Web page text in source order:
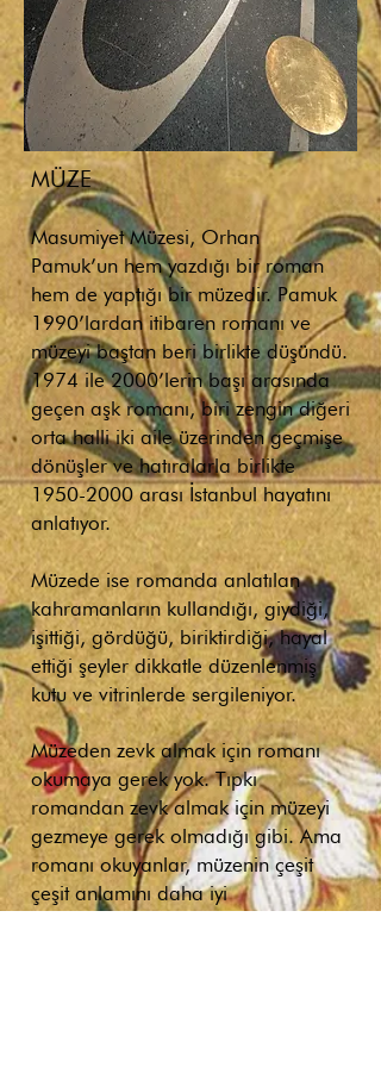
MÜZE
Masumiyet Müzesi, Orhan
Pamuk’un hem yazdığı bir roman
hem de yaptığı bir müzedir. Pamuk
1990’lardan itibaren romanı ve
müzeyi baştan beri birlikte düşündü.
1974 ile 2000’lerin başı arasında
geçen aşk romanı, biri zengin diğeri
orta halli iki aile üzerinden geçmişe
dönüşler ve hatıralarla birlikte
1950-2000 arası İstanbul hayatını
anlatıyor.
Müzede ise romanda anlatılan
kahramanların kullandığı, giydiği,
işittiği, gördüğü, biriktirdiği, hayal
ettiği şeyler dikkatle düzenlenmiş
kutu ve vitrinlerde sergileniyor.
Müzeden zevk almak için romanı
okumaya gerek yok. Tıpkı
romandan zevk almak için müzeyi
gezmeye gerek olmadığı gibi. Ama
romanı okuyanlar, müzenin çeşit
çeşit anlamını daha iyi